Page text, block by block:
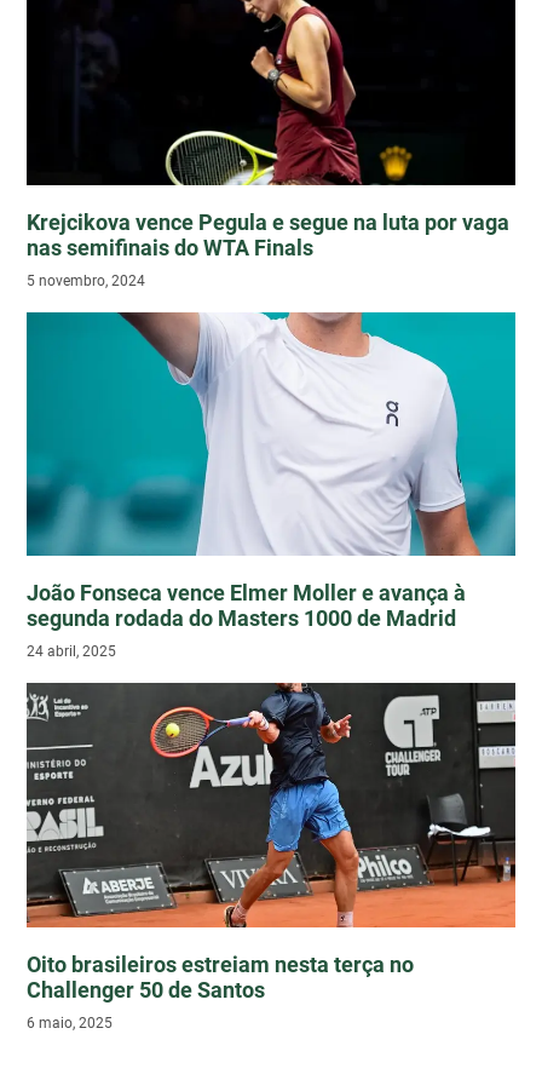
Krejcikova vence Pegula e segue na luta por vaga
nas semifinais do WTA Finals
5 novembro, 2024
João Fonseca vence Elmer Moller e avança à
segunda rodada do Masters 1000 de Madrid
24 abril, 2025
Oito brasileiros estreiam nesta terça no
Challenger 50 de Santos
6 maio, 2025